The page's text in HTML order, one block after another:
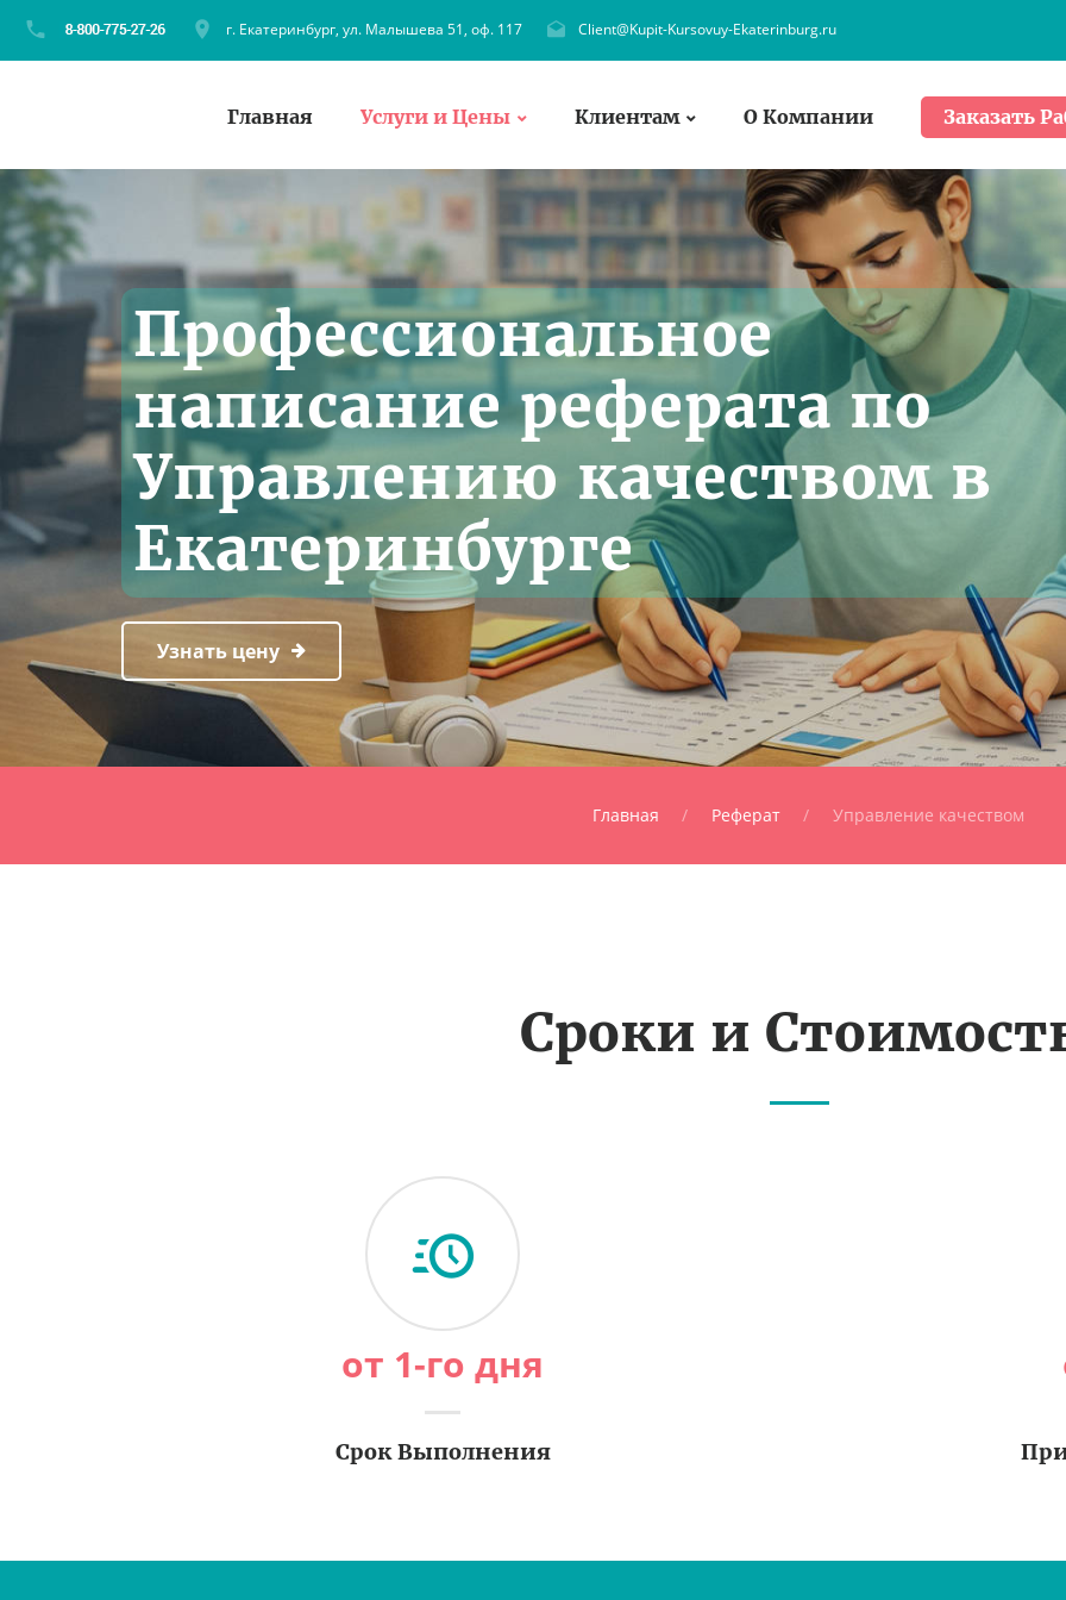
г. Екатеринбург, ул. Малышева 51, оф. 117 Client@Kupit-Kursovuy-Ekaterinburg.ru
Главная Услуги и Цены Клиентам О Компании Заказать
Профессиональное
написание реферата по
Управлению качеством в
Екатеринбурге
Узнать цену
Главная Реферат Управление качеством
Сроки и
от 1-го дня
Срок Выполнения